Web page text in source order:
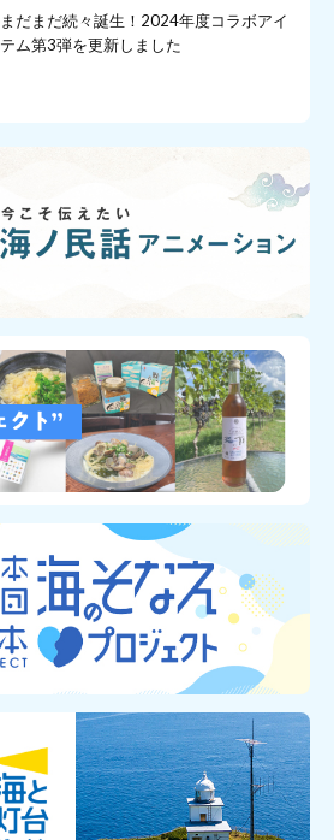
まだまだ続々誕生！2024年度コラボアイ
テム第3弾を更新しました